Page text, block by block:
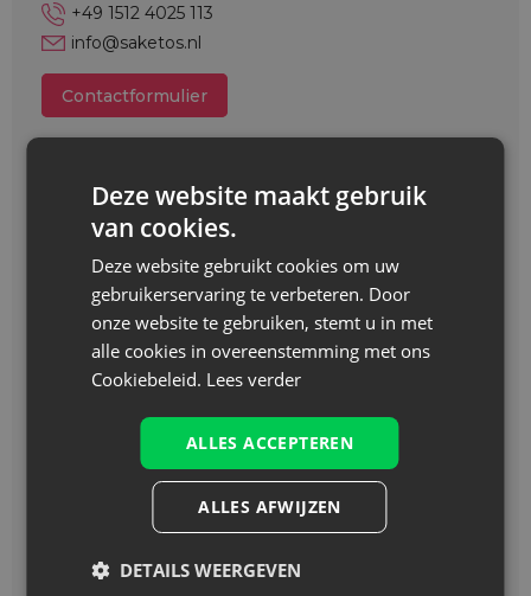
+49 1512 4025 113
info@saketos.nl
Contactformulier
Deze website maakt gebruik
van cookies.
Deze website gebruikt cookies om uw
gebruikerservaring te verbeteren. Door
onze website te gebruiken, stemt u in met
alle cookies in overeenstemming met ons
Cookiebeleid. Lees verder
ALLES ACCEPTEREN
ALLES AFWIJZEN
DETAILS WEERGEVEN